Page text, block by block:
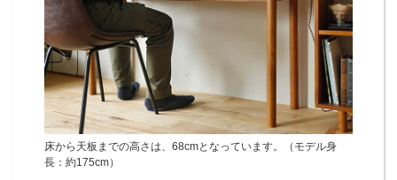
床から天板までの高さは、68cmとなっています。（モデル身
長：約175cm）